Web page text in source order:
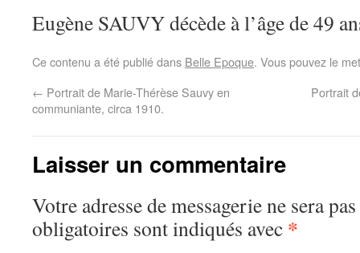
Eugène SAUVY décède à l’âge de 49
Ce contenu a été publié dans Belle Epoque. Vous pouvez le
← Portrait de Marie-Thérèse Sauvy en
communiante, circa 1910.
Portrait
Laisser un commentaire
Votre adresse de messagerie ne sera
obligatoires sont indiqués avec *